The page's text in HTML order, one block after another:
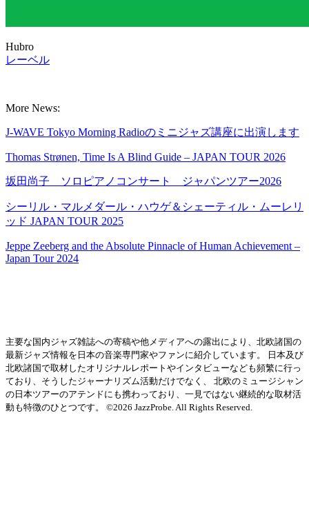
Hubro
レーベル
More News:
J-WAVE Tokyo Morning Radioのミニジャズ講座に出演します
Thomas Strønen, Time Is A Blind Guide – JAPAN TOUR 2026
坂田尚子 ソロピアノコンサート ジャパンツアー2026
シーリル・マルメダール・ハウゲ＆シェーティル・ムーレリ
ッド JAPAN TOUR 2025
Jeppe Zeeberg and the Absolute Pinnacle of Human Achievement –
Japan Tour 2024
主要な国内ジャズ雑誌への寄稿や他メディアへの露出により、北欧諸国の
最新ジャズ情報を日本の音楽専門家やファンに紹介しています。 日本及び
北欧諸国で取材したオリジナルレポートやインタビューなども頻繁に行っ
ており、そうしたジャーナリズム活動だけでなく、 北欧のミュージシャン
の日本ツアーのアテンドにも携わっており、一見ではない継続的な取材活
動も特徴のひとつです。 ©2026 JazzProbe. All Rights Reserved.